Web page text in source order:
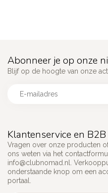
Klantenservice en B2B
Vragen over onze producten
ons weten via het
info@clubnomad.nl .
onderstaande knop om een
portaal.
Abonneer je op onze
Blijf op de hoogte van onze